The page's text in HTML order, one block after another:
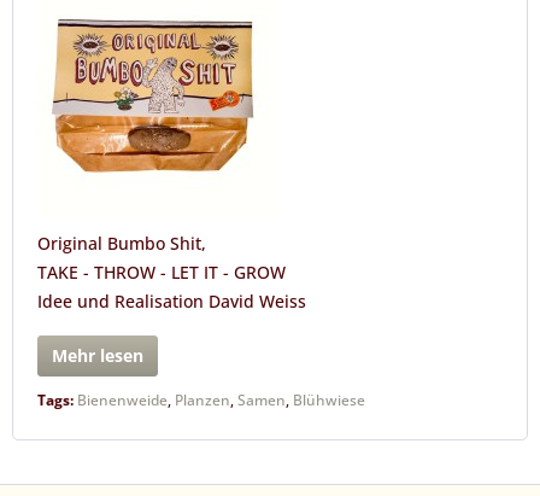
Original Bumbo Shit,
TAKE - THROW - LET IT - GROW
Idee und Realisation David Weiss
Mehr lesen
Tags: Bienenweide, Planzen,Samen, Blühwiese